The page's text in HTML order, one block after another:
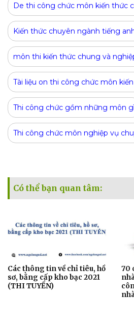
De thi công chức môn kiến thức
Kiến thức chuyên ngành tiếng
môn thi kiến thức chung và
Tài liệu on thi công chức môn
Thi công chức gồm những môn gì
Thi công chức môn nghiệp vụ
Có thể bạn quan tâm:
Các thông tin về chỉ tiêu, hồ
sơ, bằng cấp kho bạc 2021
(THI TUYỂN)
70